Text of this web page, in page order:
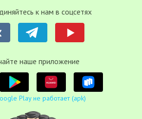
к нам в соцсетях
наше приложение
Play не работает (apk)